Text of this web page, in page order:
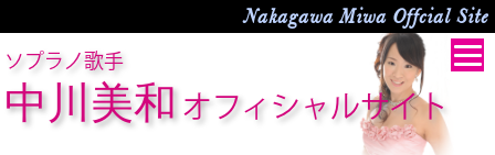
Nakagawa Miwa Offcial Site
ソプラノ歌手
中川美和 オフィシャルサイト